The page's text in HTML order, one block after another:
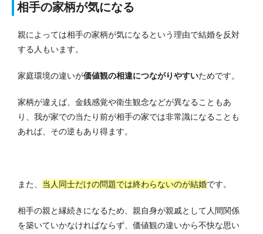
相手の家柄が気になる
親によっては相手の家柄が気になるという理由で結婚を反対
する人もいます。
家庭環境の違いが価値観の相違につながりやすいためです。
家柄が違えば、金銭感覚や衛生観念などが異なることもあ
り、我が家での当たり前が相手の家では非常識になることも
あれば、その逆もあり得ます。
また、 当人同士だけの問題では終わらないのが結婚です。
相手の親と縁続きになるため、親自身が親戚として人間関係
を築いていかなければならず、価値観の違いから不快な思い